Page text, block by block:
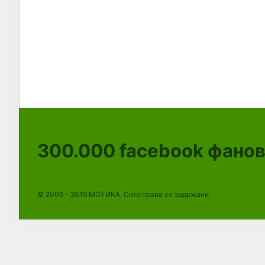
300.000 facebook
© 2006 - 2019 МОТИКА, Сите права се задржани